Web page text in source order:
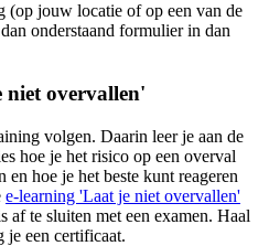
(op jouw locatie of op een van de
onderstaand formulier in dan
niet overvallen'
volgen. Daarin leer je aan de
hoe je het risico op een overval
hoe je het beste kunt reageren
e-learning 'Laat je niet overvallen'
af te sluiten met een examen. Haal
je een certificaat.